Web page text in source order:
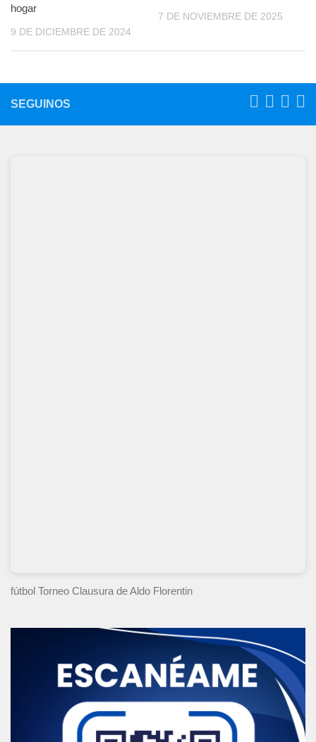
hogar
9 DE DICIEMBRE DE 2024
7 DE NOVIEMBRE DE 2025
SEGUINOS
fútbol Torneo Clausura de Aldo Florentin